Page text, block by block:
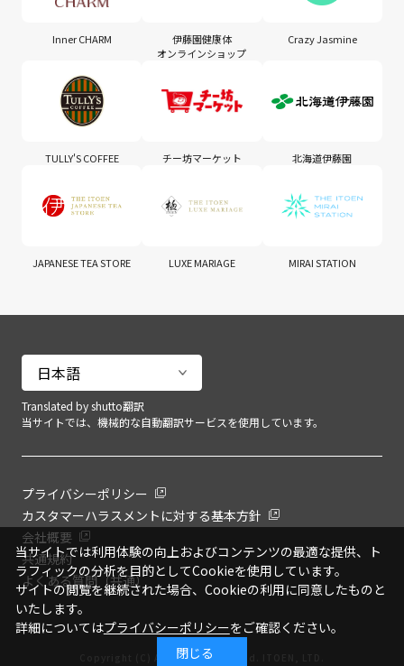
Translated by shutto翻訳
当サイトでは、機械的な自動翻訳サービスを使用しています。
Inner CHARM
伊藤園健康体
オンラインショップ
Crazy Jasmine
TULLY'S COFFEE チー坊マーケット 北海道伊藤園
JAPANESE TEA STORE LUXE MARIAGE MIRAI STATION
プライバシーポリシー
カスタマーハラスメントに対する基本方針
会社概要
共通規約
よくある質問（共通）
Copyright (C) All Rights Reserved. ITOEN, LTD.
当サイトでは利用体験の向上およびコンテンツの最適な提供、ト
ラフィックの分析を目的としてCookieを使用しています。
サイトの閲覧を継続された場合、Cookieの利用に同意したものと
いたします。
詳細についてはプライバシーポリシーをご確認ください。
閉じる